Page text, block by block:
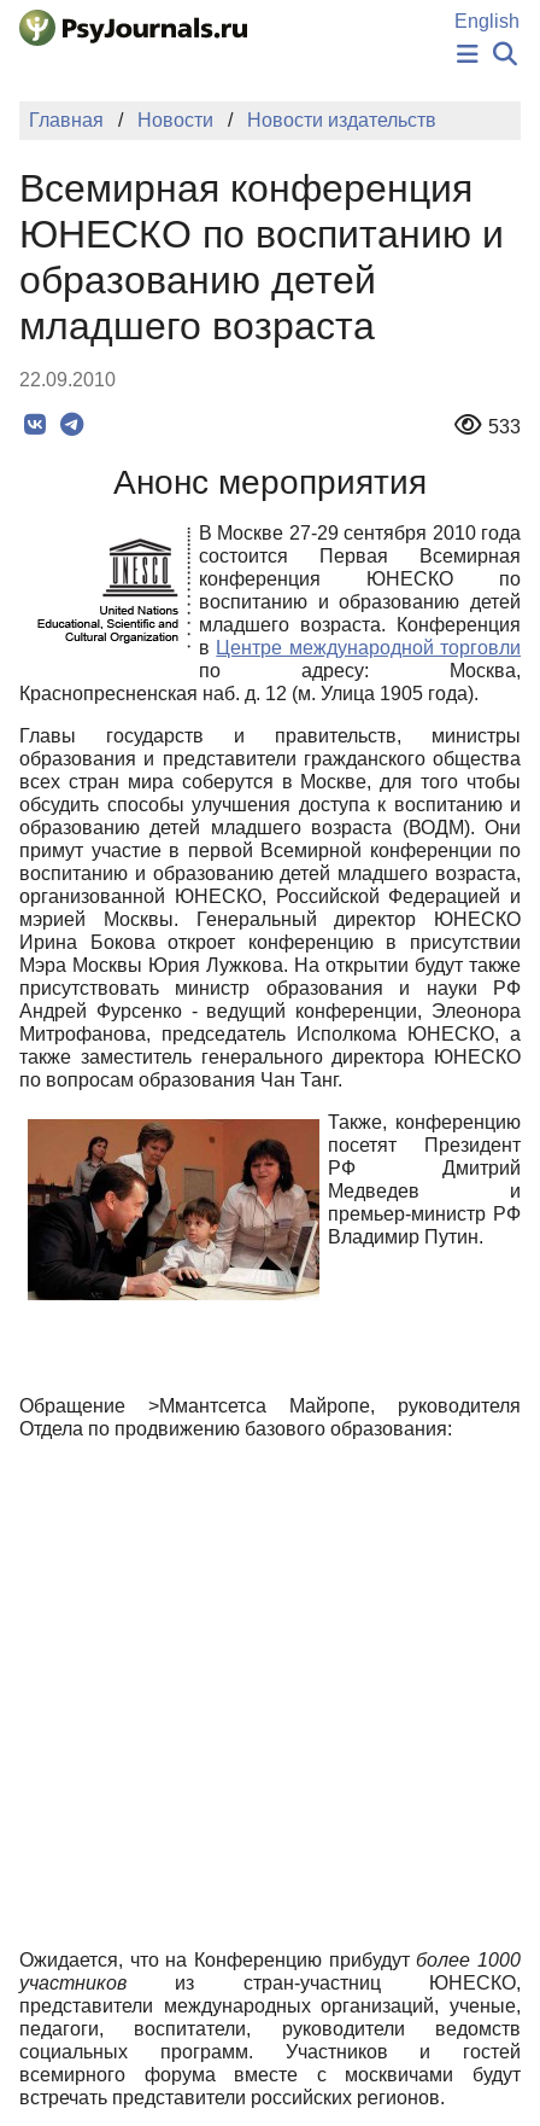
Перейти к основному содержанию
English
НОВОСТИ
ПОДАТЬ РУКОПИСЬ
КЛЮЧЕВЫЕ СЛОВА
Регистрация
Главная Новости Новости издательств
Всемирная конференция
ЮНЕСКО по воспитанию и
образованию детей
младшего возраста
22.09.2010
533
Анонс мероприятия
В Москве 27-29 сентября 2010 года
состоится Первая Всемирная
конференция ЮНЕСКО по
воспитанию и образованию детей
младшего возраста. Конференция
в Центре международной торговли
по адресу: Москва,
Краснопресненская наб. д. 12 (м. Улица 1905 года).
Главы государств и правительств, министры
образования и представители гражданского общества
всех стран мира соберутся в Москве, для того чтобы
обсудить способы улучшения доступа к воспитанию и
образованию детей младшего возраста (ВОДМ). Они
примут участие в первой Всемирной конференции по
воспитанию и образованию детей младшего возраста,
организованной ЮНЕСКО, Российской Федерацией и
мэрией Москвы. Генеральный директор ЮНЕСКО
Ирина Бокова откроет конференцию в присутствии
Мэра Москвы Юрия Лужкова. На открытии будут также
присутствовать министр образования и науки РФ
Андрей Фурсенко - ведущий конференции, Элеонора
Митрофанова, председатель Исполкома ЮНЕСКО, а
также заместитель генерального директора ЮНЕСКО
по вопросам образования Чан Танг.
Также, конференцию
посетят Президент
РФ Дмитрий
Медведев и
премьер-министр РФ
Владимир Путин.
Обращение >Ммантсетса Майропе, руководителя
Отдела по продвижению базового образования:
Ожидается, что на Конференцию прибудутболее 1000
участников из стран-участниц ЮНЕСКО,
представители международных организаций, ученые,
педагоги, воспитатели, руководители ведомств
социальных программ. Участников и гостей
всемирного форума вместе с москвичами будут
встречать представители российских регионов.